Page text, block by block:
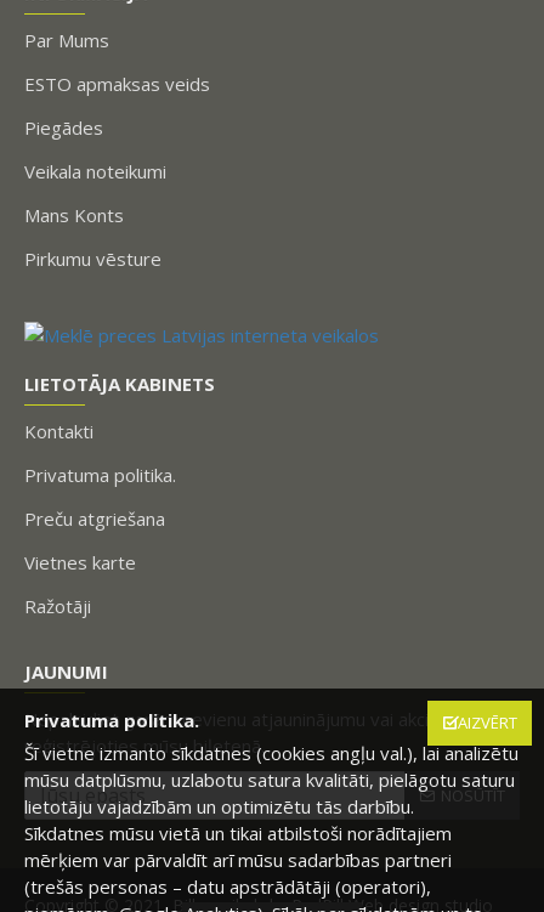
Par Mums
ESTO apmaksas veids
Piegādes
Veikala noteikumi
Mans Konts
Pirkumu vēsture
LIETOTĀJA KABINETS
Kontakti
Privatuma politika.
Preču atgriešana
Vietnes karte
Ražotāji
JAUNUMI
Nepalaidiet garām nevienu atjauninājumu vai akciju,
reģistrējoties mūsu biļetenā.
NOSŪTĪT
Copyright © 2021, Billesveikals.lv, RedPill Web design studio
AIZVĒRT
Privatuma politika.
Šī vietne izmanto sīkdatnes (cookies angļu val.), lai analizētu
mūsu datplūsmu, uzlabotu satura kvalitāti, pielāgotu saturu
lietotāju vajadzībām un optimizētu tās darbību.
Sīkdatnes mūsu vietā un tikai atbilstoši norādītajiem
mērķiem var pārvaldīt arī mūsu sadarbības partneri
(trešās personas – datu apstrādātāji (operatori),